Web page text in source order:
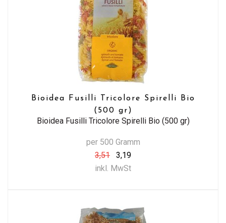
Bioidea Fusilli Tricolore Spirelli Bio
(500 gr)
Bioidea Fusilli Tricolore Spirelli Bio (500 gr)
per 500 Gramm
3,51
3,19
inkl. MwSt